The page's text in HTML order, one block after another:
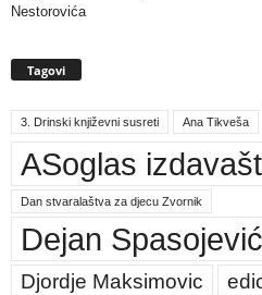
Nestorovića
Tagovi
3. Drinski književni susreti Ana Tikveša
ASoglas
Dan stvaralaštva za djecu Zvornik
Dejan Spasojević
Djordje Maksimovic